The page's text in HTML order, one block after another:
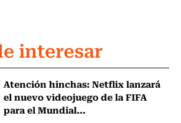
interesar
Atención hinchas: Netflix lanzará
el nuevo videojuego de la FIFA
para el Mundial...